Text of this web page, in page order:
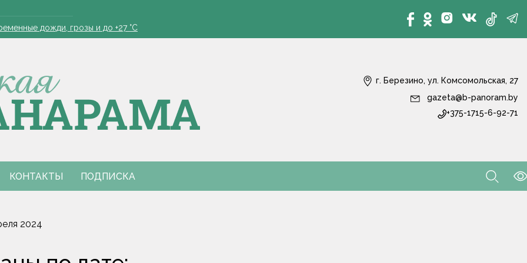
яичных лотков
дожди, грозы и до +27 °С
диетолог
фестиваль "Са спадчынай продкаў - у будучыню"
на олимпиаде по ИИ в Астане
яичных лотков
дожди, грозы и до +27 °С
диетолог
фестиваль "Са спадчынай продкаў - у будучыню"
на олимпиаде по ИИ в Астане
г. Березино, ул. Комсомольская, 27
gazeta@b-panoram.by
+375-1715-6-92-71
КОНТАКТЫ ПОДПИСКА
2024